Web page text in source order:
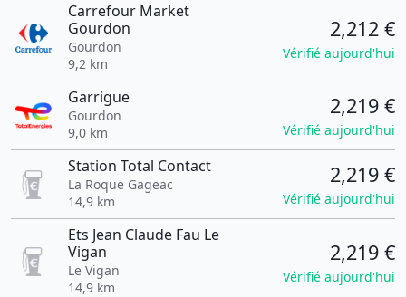
Carrefour Market
Gourdon
Gourdon
9,2 km
2,212 €
Vérifié aujourd'hui
Garrigue
Gourdon
9,0 km
2,219 €
Vérifié aujourd'hui
Station Total Contact
La Roque Gageac
14,9 km
2,219 €
Vérifié aujourd'hui
Ets Jean Claude Fau Le
Vigan
Le Vigan
14,9 km
2,219 €
Vérifié aujourd'hui